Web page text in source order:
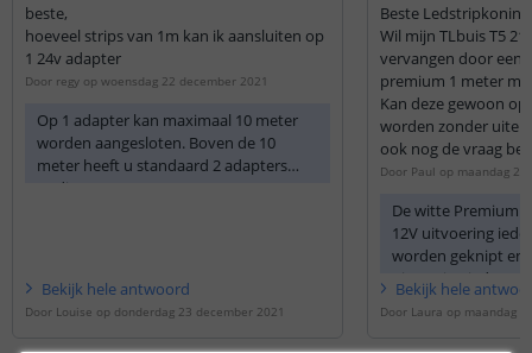
beste,
hoeveel strips van 1m kan ik aansluiten op
1 24v adapter
Door regy op woensdag 22 december 2021
Op 1 adapter kan maximaal 10 meter
worden aangesloten. Boven de 10
meter heeft u standaard 2 adapters
nodig.
Bekijk hele antwoord
Door Louise op donderdag 23 december 2021
Beste Ledstripkoning,
Wil mijn TLbuis T5
vervangen door een
premium 1 meter
Kan deze gewoon
worden zonder
ook nog de vraag
12V of 24V. Wat raad
Paul Hessels
Door Paul op maandag
De witte Premium
12V uitvoering
worden geknipt en
uitvoering iedere 5
van 1 meter zult u
tussen 12 en 24
van belang bij
Bekijk hele
Door Laura op maandag